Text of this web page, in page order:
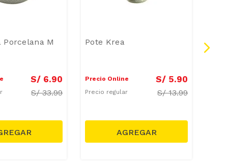
Porcelana M
S/ 6.90
S/33.99
Pote Krea
Precio Online S/ 5.90
Precio regular S/13.99